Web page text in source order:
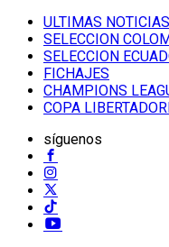
ULTIMAS NOTICIAS
SELECCION
SELECCION
FICHAJES
CHAMPIONS
COPA
síguenos